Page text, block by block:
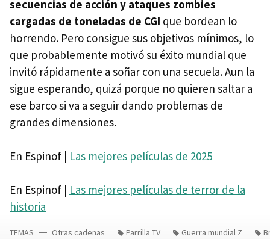
secuencias de acción y ataques zombies
cargadas de toneladas de CGI que bordean lo
horrendo. Pero consigue sus objetivos mínimos, lo
que probablemente motivó su éxito mundial que
invitó rápidamente a soñar con una secuela. Aun la
sigue esperando, quizá porque no quieren saltar a
ese barco si va a seguir dando problemas de
grandes dimensiones.
En Espinof | Las mejores películas de 2025
En Espinof | Las mejores películas de terror de la
historia
TEMAS Otras cadenas Parrilla TV Guerra mundial Z